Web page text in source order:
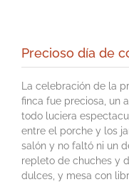
Precioso día de
La celebración de la
finca fue preciosa, un
todo luciera
entre el porche y los
salón y no faltó ni un
repleto de chuches y
dulces, y mesa con